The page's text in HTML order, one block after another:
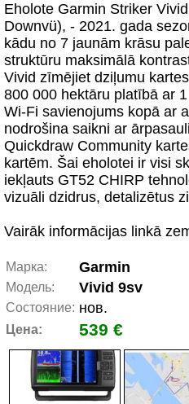
Eholote Garmin Striker
Downvü), - 2021. gada
kādu no 7 jaunām krāsu
struktūru maksimālā
Vivid zīmējiet dziļumu
800 000 hektāru platībā ar
Wi-Fi savienojums kopā ar
nodrošina saikni ar
Quickdraw Community
kartēm. Šai eholotei ir visi
iekļauts GT52 CHIRP
vizuāli dzidrus, detalizētus
Vairāk informācijas linkā
Марка: Garmin
Модель: Vivid 9sv
Состояние: нов.
Цена: 539 €